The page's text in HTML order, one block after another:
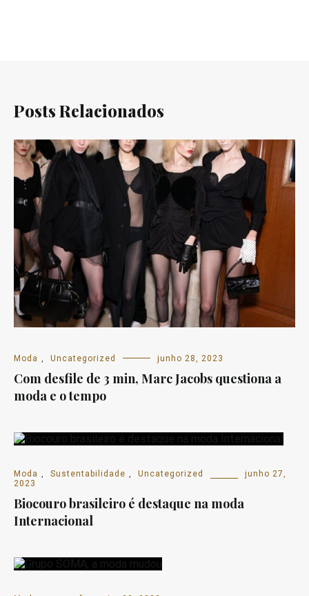
Posts Relacionados
Moda , Uncategorized junho 28, 2023
Com desfile de 3 min, Marc Jacobs questiona a
moda e o tempo
Moda , Sustentabilidade , Uncategorized
junho 27,
2023
Biocouro brasileiro é destaque na moda
Internacional